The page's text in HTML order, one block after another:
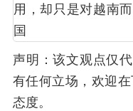
声明：该文观点仅
有任何立场，欢迎
态度。